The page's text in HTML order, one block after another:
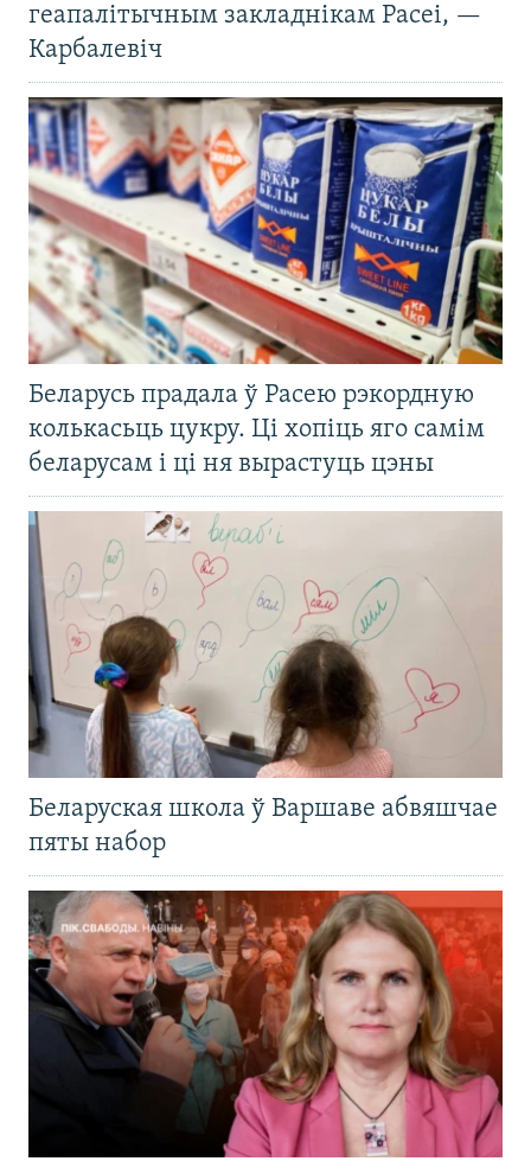
геапалітычным закладнікам Расеі, —
Карбалевіч
Беларусь прадала ў Расею рэкордную
колькасьць цукру. Ці хопіць яго самім
беларусам і ці ня вырастуць цэны
Беларуская школа ў Варшаве абвяшчае
пяты набор